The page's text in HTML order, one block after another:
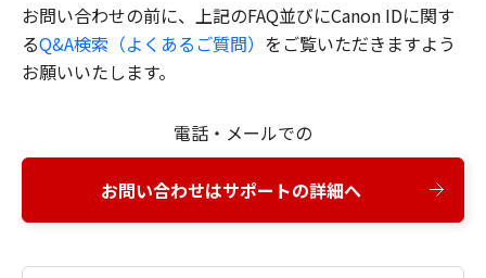
お問い合わせの前に、上記のFAQ並びにCanon IDに関す
るQ&A検索（よくあるご質問） をご覧いただきますよう
お願いいたします。
電話・メールでの
お問い合わせはサポートの詳細へ